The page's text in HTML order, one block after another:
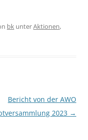
bk unterAktionen,
Bericht von der AWO
2023 →